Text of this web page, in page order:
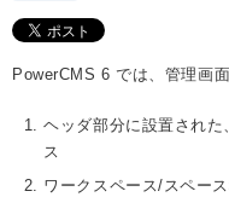
PowerCMS 6 では、管理画
ヘッダ部分に設置され
ス
ワークスペース/スペー